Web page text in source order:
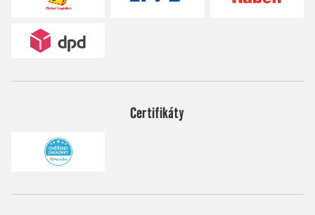
Certifikáty